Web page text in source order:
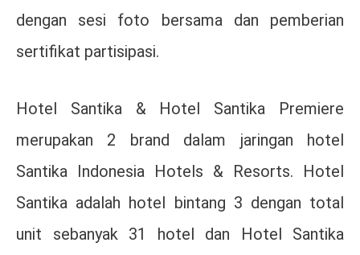
dengan sesi foto bersama dan pemberian
sertifikat partisipasi.
Hotel Santika & Hotel Santika Premiere
merupakan 2 brand dalam jaringan hotel
Santika Indonesia Hotels & Resorts. Hotel
Santika adalah hotel bintang 3 dengan total
unit sebanyak 31 hotel dan Hotel Santika